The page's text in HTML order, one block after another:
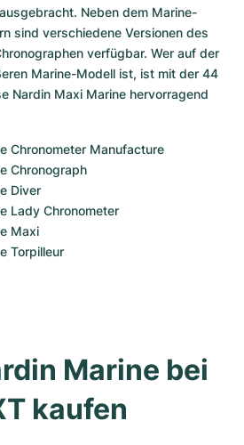
Neben dem Marine-
sind verschiedene Versionen des
verfügbar. Wer auf der
Marine-Modell ist, ist mit der 44
Nardin Maxi Marine hervorragend
Chronometer Manufacture
Chronograph
Diver
Lady Chronometer
Maxi
Torpilleur
Marine bei
kaufen